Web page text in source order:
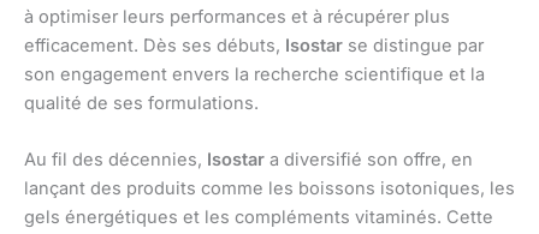
à optimiser leurs performances et à récupérer plus
efficacement. Dès ses débuts, Isostar se distingue par
son engagement envers la recherche scientifique et la
qualité de ses formulations.
Au fil des décennies, Isostar a diversifié son offre, en
lançant des produits comme les boissons isotoniques, les
gels énergétiques et les compléments vitaminés. Cette